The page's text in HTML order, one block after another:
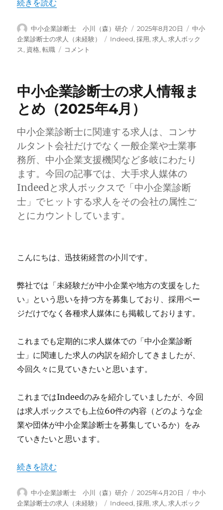
続きを読む
投
稿
者
中小企業診断士 小川（森）研介
投
稿
2025年8月20日
カ
テ
中小
企業診断士の求人（未経験）
タ
Indeed,採用,求人 ,求人ボック
ス, 資格,転職
中
診
士
求
人
報
ま
と
（2025
年
コメント
中小企業診断士の求人情報ま
とめ（2025年4月）
中小企業診断士に関連する求人は、コンサ
ルタント会社だけでなく一般企業や士業事
務所、中小企業支援機関など多岐にわたり
ます。今回の記事では、大手求人媒体の
Indeedと求人ボックスで「中小企業診断
士」でヒットする求人をその会社の属性ご
とにカウントしています。
こんにちは、迅技術経営の小川です。
弊社では「未経験だが中小企業や地方の支援をした
い」という思いを持つ方を募集しており、採用ペー
ジだけでなく各種求人媒体にも掲載しております。
これまでも定期的に求人媒体での「中小企業診断
士」に関連した求人の内訳を紹介してきましたが、
今回久々に見ていきたいと思います。
これまではIndeedのみを紹介していましたが、今回
は求人ボックスでも上位60件の内容（どのような企
業や団体が中小企業診断士を募集しているか）をみ
ていきたいと思います。
“中小企業診断士の求人情報まとめ（2025年4月）” の
続きを読む
投
稿
中小企業診断士 小川（森）研介
投
稿
2025年4月20日
カ
テ
中小
企業診断士の求人（未経験）
タ
Indeed,採用,求人 ,求人ボック